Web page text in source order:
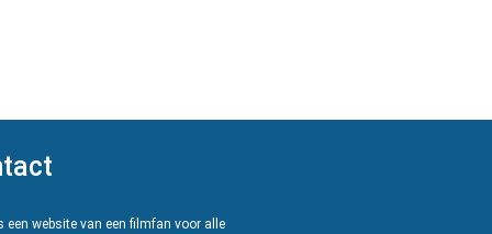
een website van een filmfan voor alle